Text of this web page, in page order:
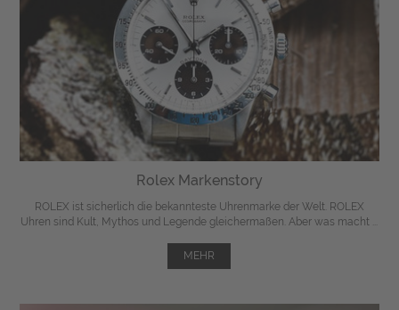
Rolex Markenstory
ROLEX ist sicherlich die bekannteste Uhrenmarke der Welt. ROLEX
Uhren sind Kult, Mythos und Legende gleichermaßen. Aber was macht ...
MEHR